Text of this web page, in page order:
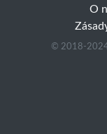
O
© 2018-2024